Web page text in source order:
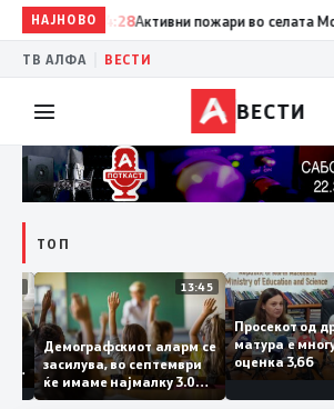
НАЈНОВО
14:28 Активни пожари во селата
ТВ АЛФА ВЕСТИ
ВЕСТИ
ТОП
14:12 13:45
Демографскиот аларм се
засилува, во септември
ќе имаме најмалку 3.000
првачиња помалку
Просекот
матура е
оценка 3,66